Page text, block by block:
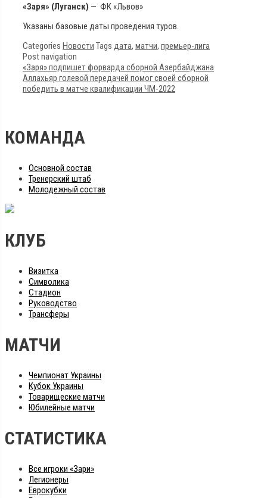
«Заря» (Луганск) — ФК «Львов»
Указаны базовые даты проведения туров.
Categories Новости Tags дата, матчи, премьер-лига
Post navigation
«Заря» подпишет форварда сборной Азербайджана
Аллахьяр голевой передачей помог своей сборной
победить в матче квалификации ЧМ-2022
КОМАНДА
Основной состав
Тренерский штаб
Молодежный состав
КЛУБ
Визитка
Символика
Стадион
Руководство
Трансферы
МАТЧИ
Чемпионат Украины
Кубок Украины
Товарищеские матчи
Юбилейные матчи
СТАТИСТИКА
Все игроки «Зари»
Легионеры
Еврокубки